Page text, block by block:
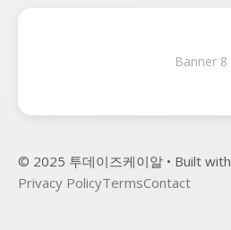
Banner 8
© 2025 투데이즈케이알 • Built with
Privacy PolicyTermsContact